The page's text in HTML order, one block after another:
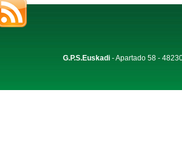
G.P.S.Euskadi- Apartado 58 -